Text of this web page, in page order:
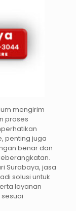
mengirim
proses
penting juga
benar dan
Surabaya, jasa
solusi untuk
layanan